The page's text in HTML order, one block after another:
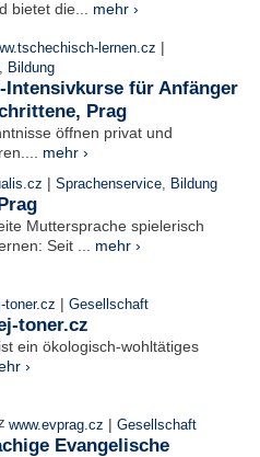
bietet die... mehr ›
lernen.cz |
, Bildung
Intensivkurse für Anfänger
Prag
öffnen privat und
mehr ›
| Sprachenservice, Bildung
Muttersprache spielerisch
Seit ... mehr ›
toner.cz | Gesellschaft
toner.cz
ein ökologisch-wohltätiges
›
www.evprag.cz | Gesellschaft
Evangelische